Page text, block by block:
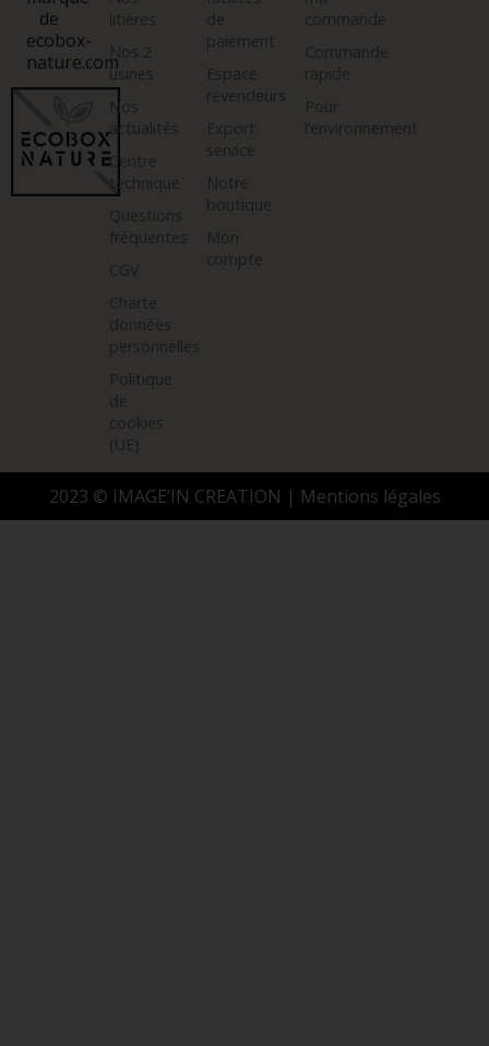
de
ecobox-
nature.com
litières
Nos 2
usines
Nos
actualités
Centre
technique
Questions
fréquentes
CGV
Charte
données
personnelles
Politique
de
cookies
(UE)
de
paiement
Espace
revendeurs
Export
service
Notre
boutique
Mon
compte
commande
Commande
rapide
Pour
l’environnement
2023 © IMAGE’IN CREATION | Mentions légales